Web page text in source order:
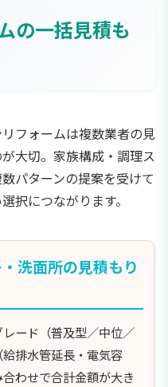
の一括見積も
フォームは複数業者の見
大切。家族構成・調理ス
パターンの提案を受けて
択につながります。
洗面所の見積もり
ード（普及型／中位／
排水管延長・電気容
わせで合計金額が大き